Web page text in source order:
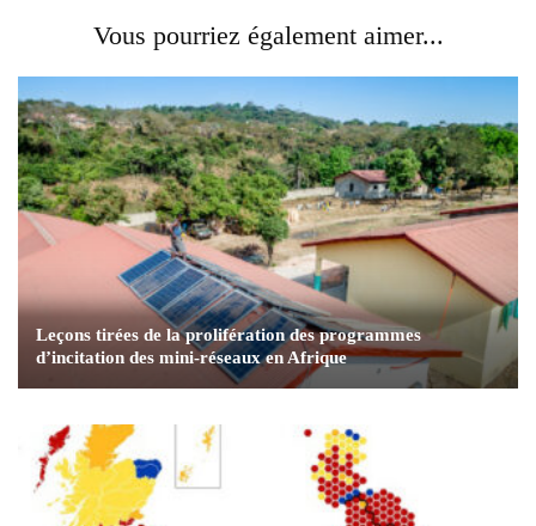
Vous pourriez également aimer...
Leçons tirées de la prolifération des programmes
d’incitation des mini-réseaux en Afrique